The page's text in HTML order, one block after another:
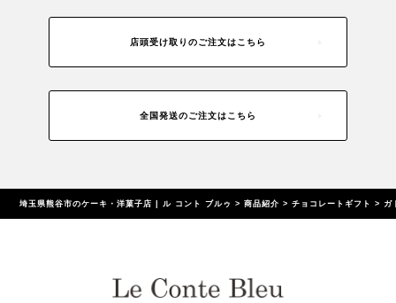
店頭受け取りのご注文はこちら
全国発送のご注文はこちら
埼玉県熊谷市のケーキ・洋菓子店 | ル コント ブルゥ >商品紹介 >チョコレートギフト > ガ